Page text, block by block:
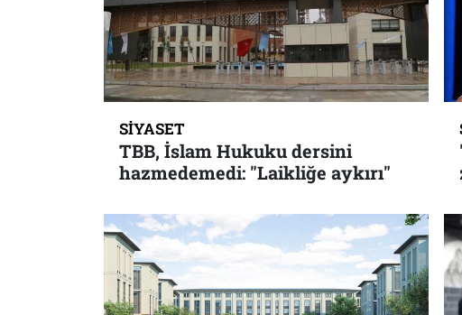
SIYASET
TBB, İslam Hukuku dersini
hazmedemedi: "Laikliğe aykırı"